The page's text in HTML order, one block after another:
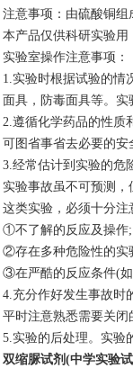
注意事项：由硫酸铜
本产品仅供科研实验用
实验室操作注意事项：
1.实验时根据试验的情
面具，防毒面具等。
2.遵循化学药品的性质
可图省事省去必要的安
3.经常估计到实验的危
实验事故虽不可预测
这类实验，必须十分注
①不了解的反应及操作;
②存在多种危险性的实
③在严酷的反应条件(
4.充分作好发生事故时
平时注意熟悉需要关
5.实验的后处理。实验
双缩脲试剂(中学实验